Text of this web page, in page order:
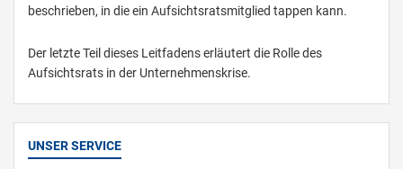
beschrieben, in die ein Aufsichtsratsmitglied tappen kann.
Der letzte Teil dieses Leitfadens erläutert die Rolle des
Aufsichtsrats in der Unternehmenskrise.
UNSER SERVICE